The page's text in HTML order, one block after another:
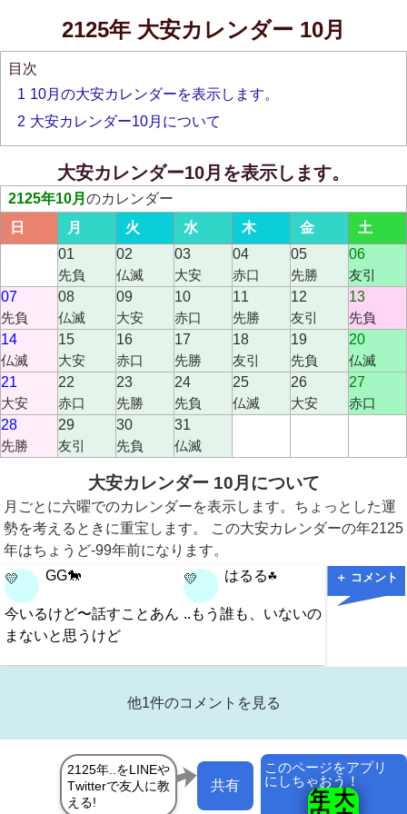
2125年 大安カレンダー 10月
目次
1 10月の大安カレンダーを表示します。
2 大安カレンダー10月について
大安カレンダー10月を表示します。
2125年10月 のカレンダー
日
月 火 水 木 金
土
01
先負
02
仏滅
03
大安
04
赤口
05
先勝
06
友引
07
先負
08
仏滅
09
大安
10
赤口
11
先勝
12
友引
13
先負
14
仏滅
15
大安
16
赤口
17
先勝
18
友引
19
先負
20
仏滅
21
大安
22
赤口
23
先勝
24
先負
25
仏滅
26
大安
27
赤口
28
先勝
29
友引
30
先負
31
仏滅
大安カレンダー 10月について
月ごとに六曜でのカレンダーを表示します。ちょっとした運
勢を考えるときに重宝します。 この大安カレンダーの年2125
年はちょうど-99年前になります。
＋ コメント
💛 GG🐎
今いるけど〜話すことあん
まないと思うけど
💛 はるる☘️
..もう誰も、いないの？
💛
他1件のコメントを見る
このページをアプリ
にしちゃおう！
共有